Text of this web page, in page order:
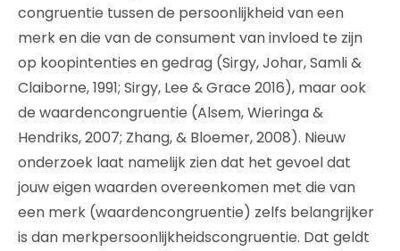
congruentie tussen de persoonlijkheid van een
merk en die van de consument van invloed te zijn
op koopintenties en gedrag (Sirgy, Johar, Samli &
Claiborne, 1991; Sirgy, Lee & Grace 2016), maar ook
de waardencongruentie (Alsem, Wieringa &
Hendriks, 2007; Zhang, & Bloemer, 2008). Nieuw
onderzoek laat namelijk zien dat het gevoel dat
jouw eigen waarden overeenkomen met die van
een merk (waardencongruentie) zelfs belangrijker
is dan merkpersoonlijkheidscongruentie. Dat geldt